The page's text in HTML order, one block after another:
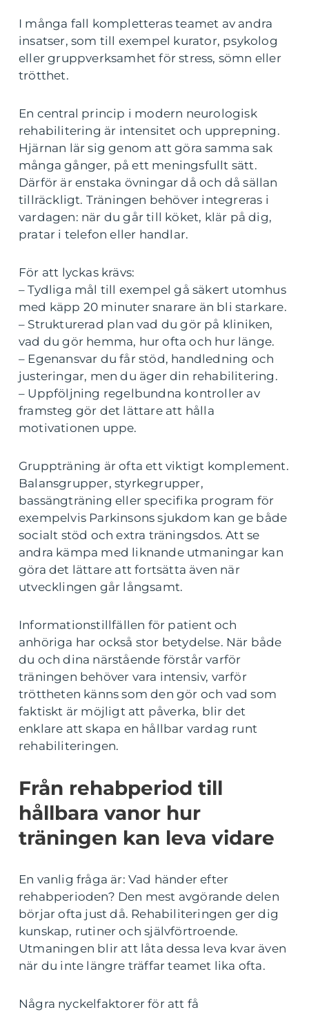
I många fall kompletteras teamet av andra
insatser, som till exempel kurator, psykolog
eller gruppverksamhet för stress, sömn eller
trötthet.
En central princip i modern neurologisk
rehabilitering är intensitet och upprepning.
Hjärnan lär sig genom att göra samma sak
många gånger, på ett meningsfullt sätt.
Därför är enstaka övningar då och då sällan
tillräckligt. Träningen behöver integreras i
vardagen: när du går till köket, klär på dig,
pratar i telefon eller handlar.
För att lyckas krävs:
– Tydliga mål till exempel gå säkert utomhus
med käpp 20 minuter snarare än bli starkare.
– Strukturerad plan vad du gör på kliniken,
vad du gör hemma, hur ofta och hur länge.
– Egenansvar du får stöd, handledning och
justeringar, men du äger din rehabilitering.
– Uppföljning regelbundna kontroller av
framsteg gör det lättare att hålla
motivationen uppe.
Gruppträning är ofta ett viktigt komplement.
Balansgrupper, styrkegrupper,
bassängträning eller specifika program för
exempelvis Parkinsons sjukdom kan ge både
socialt stöd och extra träningsdos. Att se
andra kämpa med liknande utmaningar kan
göra det lättare att fortsätta även när
utvecklingen går långsamt.
Informationstillfällen för patient och
anhöriga har också stor betydelse. När både
du och dina närstående förstår varför
träningen behöver vara intensiv, varför
tröttheten känns som den gör och vad som
faktiskt är möjligt att påverka, blir det
enklare att skapa en hållbar vardag runt
rehabiliteringen.
Från rehabperiod till
hållbara vanor hur
träningen kan leva vidare
En vanlig fråga är: Vad händer efter
rehabperioden? Den mest avgörande delen
börjar ofta just då. Rehabiliteringen ger dig
kunskap, rutiner och självförtroende.
Utmaningen blir att låta dessa leva kvar även
när du inte längre träffar teamet lika ofta.
Några nyckelfaktorer för att få